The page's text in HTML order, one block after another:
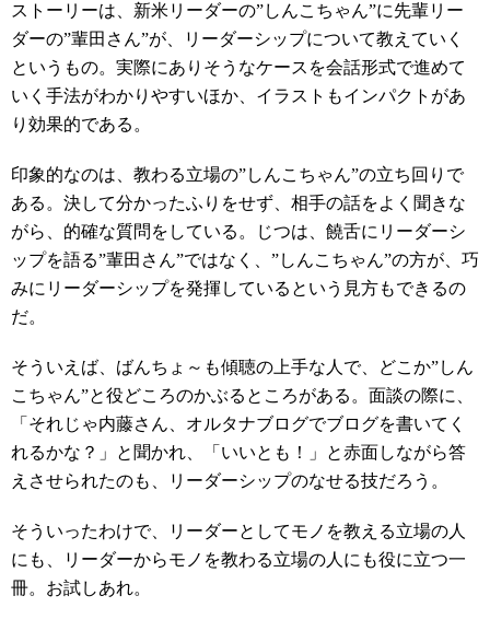
ストーリーは、新米リーダーの”しんこちゃん”に先輩リー
ダーの”輩田さん”が、リーダーシップについて教えていく
というもの。実際にありそうなケースを会話形式で進めて
いく手法がわかりやすいほか、イラストもインパクトがあ
り効果的である。
印象的なのは、教わる立場の”しんこちゃん”の立ち回りで
ある。決して分かったふりをせず、相手の話をよく聞きな
がら、的確な質問をしている。じつは、饒舌にリーダーシ
ップを語る”輩田さん”ではなく、”しんこちゃん”の方が、巧
みにリーダーシップを発揮しているという見方もできるの
だ。
そういえば、ばんちょ～も傾聴の上手な人で、どこか”しん
こちゃん”と役どころのかぶるところがある。面談の際に、
「それじゃ内藤さん、オルタナブログでブログを書いてく
れるかな？」と聞かれ、「いいとも！」と赤面しながら答
えさせられたのも、リーダーシップのなせる技だろう。
そういったわけで、リーダーとしてモノを教える立場の人
にも、リーダーからモノを教わる立場の人にも役に立つ一
冊。お試しあれ。